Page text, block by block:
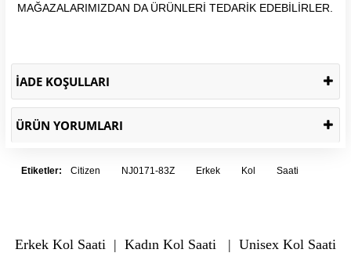
MAĞAZALARIMIZDAN DA ÜRÜNLERİ TEDARİK EDEBİLİRLER.
İADE KOŞULLARI
ÜRÜN YORUMLARI
Etiketler: Citizen NJ0171-83Z Erkek Kol Saati
Erkek Kol Saati | Kadın Kol Saati | Unisex Kol Saati